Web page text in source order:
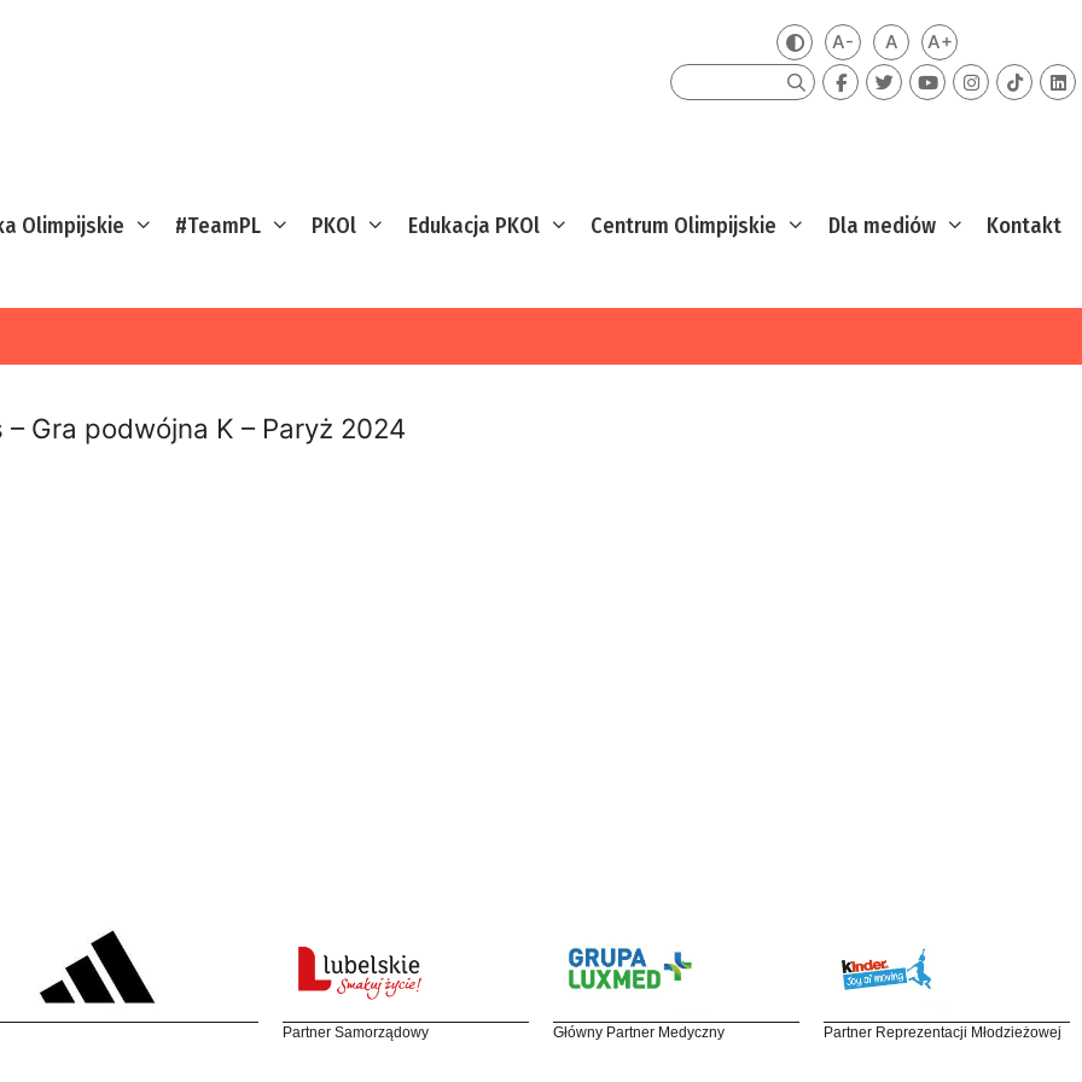
Zmień kontrast
A-Mniejsza czcionka
ADomyślna czcionka
A+Większa
Szukaj
Olimpijskie #TeamPL PKOl Edukacja PKOl Centrum Olimpijskie Dla mediów Kontakt
– Gra podwójna K – Paryż 2024
Partner Samorządowy Główny Partner Medyczny Partner Reprezentacji Młodzieżowej